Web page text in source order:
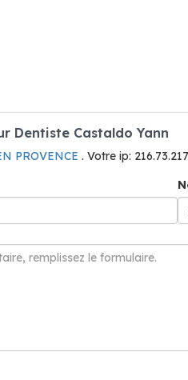
Dentiste Castaldo Yann
PROVENCE . Votre ip: